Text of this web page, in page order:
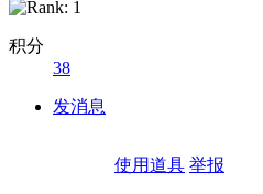
积分
38
发消息
使用道具 举报